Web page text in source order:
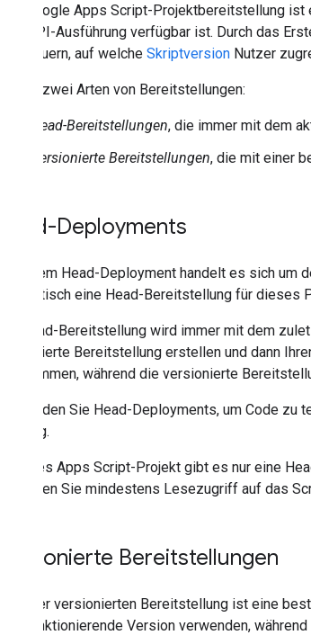
Eine Google Apps Script-Projektbereitstellung
oder API-Ausführung verfügbar ist. Durch das
und steuern, auf welche Skriptversion Nutzer
Es gibt zwei Arten von Bereitstellungen:
Head-Bereitstellungen, die immer mit dem
Versionierte Bereitstellungen, die mit einer
Head-Deployments
Bei einem Head-Deployment handelt es sich
automatisch eine Head-Bereitstellung für dieses
Die Head-Bereitstellung wird immer mit dem
versionierte Bereitstellung erstellen und dann
übernommen, während die versionierte
Verwenden Sie Head-Deployments, um Code
Nutzung.
Für jedes Apps Script-Projekt gibt es nur eine
benötigen Sie mindestens Lesezugriff auf das
Versionierte Bereitstellungen
Bei einer versionierten Bereitstellung ist eine
eine funktionierende Version verwenden,